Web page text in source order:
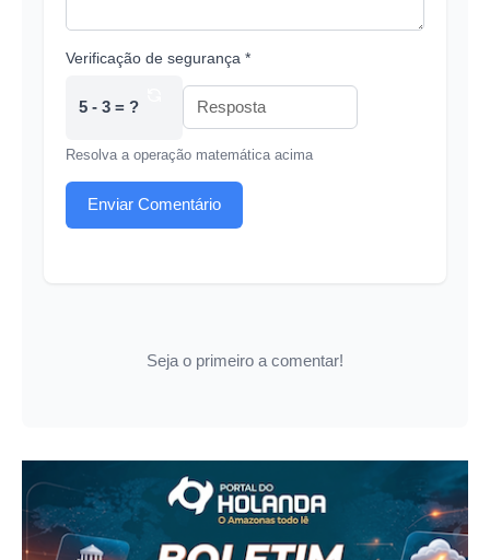
Verificação de segurança *
5 - 3 = ?
Resolva a operação matemática acima
Enviar Comentário
Seja o primeiro a comentar!